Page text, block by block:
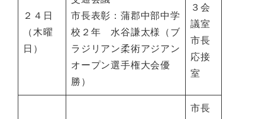
２４日
（木曜
日）
市長表彰：蒲郡中部中学
校２年 水谷謙太様（ブ
ラジリアン柔術アジアン
オープン選手権大会優
勝）
３会
議室
市長
応接
室
市長